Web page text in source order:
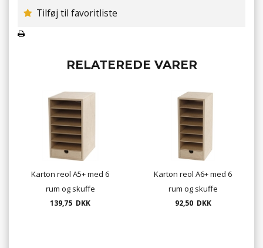
Tilføj til favoritliste
RELATEREDE VARER
Karton reol A5+ med 6
rum og skuffe
139,75 DKK
Karton reol A6+ med 6
rum og skuffe
92,50 DKK